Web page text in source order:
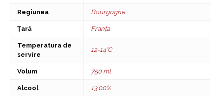
Regiunea Bourgogne
Țară Franța
Temperatura de
servire
12-14°C
Volum 750 ml
Alcool 13.00%